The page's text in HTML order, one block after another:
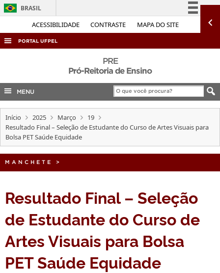
ACESSIBILIDADE CONTRASTE MAPA DO SITE
BRASIL
Simplifique!
Acesso à informação
Legislação
Canais
PORTAL UFPEL
COBALTO
CONCURSOS
EDITAIS
INTERNACIONAL
PRE
Pró-Reitoria de Ensino
MENU
Início 2025 Março
19
Resultado Final – Seleção de Estudante do Curso de Artes Visuais para
Bolsa PET Saúde Equidade
MANCHETE >
Resultado Final – Seleção
de Estudante do Curso de
Artes Visuais para Bolsa
PET Saúde Equidade